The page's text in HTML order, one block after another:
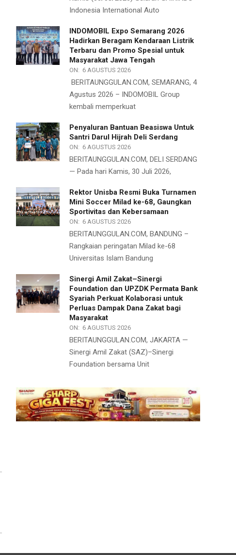
Indonesia International Auto
INDOMOBIL Expo Semarang 2026
Hadirkan Beragam Kendaraan Listrik
Terbaru dan Promo Spesial untuk
Masyarakat Jawa Tengah
ON: 6 AGUSTUS 2026
BERITAUNGGULAN.COM, SEMARANG, 4
Agustus 2026 – INDOMOBIL Group
kembali memperkuat
Penyaluran Bantuan Beasiswa Untuk
Santri Darul Hijrah Deli Serdang
ON: 6 AGUSTUS 2026
BERITAUNGGULAN.COM, DELI SERDANG
— Pada hari Kamis, 30 Juli 2026,
Rektor Unisba Resmi Buka Turnamen
Mini Soccer Milad ke-68, Gaungkan
Sportivitas dan Kebersamaan
ON: 6 AGUSTUS 2026
BERITAUNGGULAN.COM, BANDUNG –
Rangkaian peringatan Milad ke-68
Universitas Islam Bandung
Sinergi Amil Zakat–Sinergi
Foundation dan UPZDK Permata Bank
Syariah Perkuat Kolaborasi untuk
Perluas Dampak Dana Zakat bagi
Masyarakat
ON: 6 AGUSTUS 2026
BERITAUNGGULAN.COM, JAKARTA —
Sinergi Amil Zakat (SAZ)–Sinergi
Foundation bersama Unit